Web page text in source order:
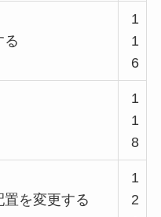
る
1
1
6
1
1
8
を変更する
1
2